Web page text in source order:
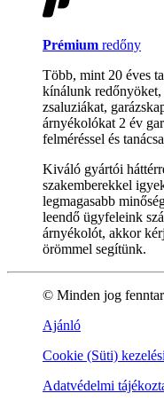
Prémium redőny
Több, mint 20 éves
kínálunk redőnyöket,
zsaluziákat,
árnyékolókat 2 év
felméréssel és
Kiváló gyártói
szakemberekkel
legmagasabb
leendő ügyfeleink
árnyékolót, akkor
örömmel segítünk.
© Minden jog
Ajánló
Cookie (Süti)
Adatvédelmi